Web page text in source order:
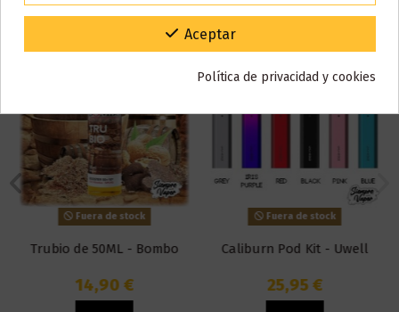
Fuera de stock
Trubio de 50ML - Bombo
14,90 €
Fuera de stock
Caliburn Pod Kit - Uwell
25,95 €
Gracias por tu paciencia y por seguir confiando en nosotros.
Aceptar
Política de privacidad y cookies